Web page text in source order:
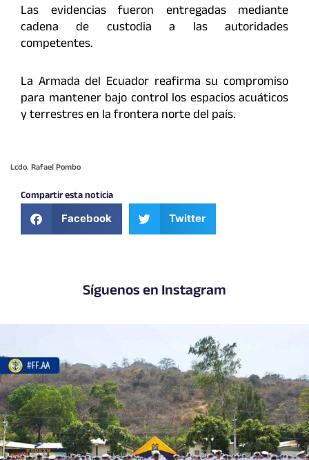
Las evidencias fueron entregadas mediante
cadena de custodia a las autoridades
competentes.
La Armada del Ecuador reafirma su compromiso
para mantener bajo control los espacios acuáticos
y terrestres en la frontera norte del país.
Lcdo. Rafael Pombo
Compartir esta noticia
Facebook Twitter
Síguenos en Instagram